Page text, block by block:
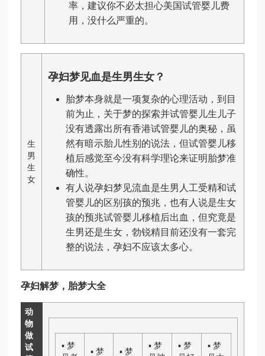
率 ，建议你不必太担心美国试管婴儿费
用 ，没什么严重的。
生
男
生
女
孕妇梦见血是生男生女？
胎梦本身就是一项复杂的心理活动，到目
前为止，关于梦的探索并试管婴儿生儿子
没有透露出所有香港试管婴儿的奥秘，虽
然有暗示胎儿性别的说法，但试管婴儿移
植后感觉至今没有科学理论来证明胎梦准
确性。
有人说孕妇梦见流血是生男 人工受精和试
管婴儿的区别 孩的预兆，也有人说是生女
孩的预兆试管婴儿移植后出血 ，但究竟是
生男还是生女， 勃锐精目前还没有一套完
整的说法，孕妇不应该太多心。
孕妇解梦，胎梦大全
动
物
做
试
▪ 梦
▪ 梦 ▪ 梦
▪ 梦
▪ 梦
▪ 梦